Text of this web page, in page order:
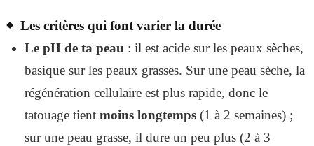
Les critères qui font varier la durée
Le pH de ta peau : il est acide sur les peaux sèches,
basique sur les peaux grasses. Sur une peau sèche, la
régénération cellulaire est plus rapide, donc le
tatouage tient moins longtemps(1 à 2 semaines) ;
sur une peau grasse, il dure un peu plus (2 à 3